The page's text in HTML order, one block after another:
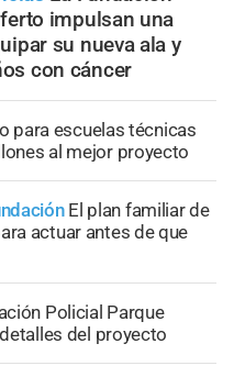
impulsan una
su nueva ala y
con cáncer
para escuelas técnicas
al mejor proyecto
El plan familiar de
actuar antes de que
Policial Parque
del proyecto